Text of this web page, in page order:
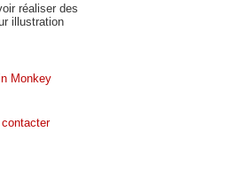
réaliser des
illustration
Monkey
contacter